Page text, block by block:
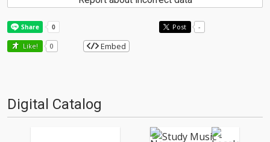
Post -
Like! 0 Embed
Digital Catalog